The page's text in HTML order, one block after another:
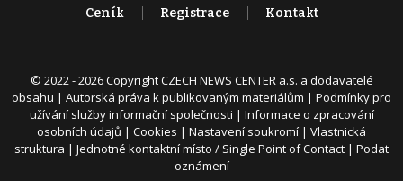
Ceník
Registrace Kontakt
© 2022 - 2026 Copyright CZECH NEWS CENTER a.s. a dodavatelé
obsahu | Autorská práva k publikovaným materiálům | Podmínky pro
užívání služby informační společnosti | Informace o zpracování
osobních údajů | Cookies | Nastavení soukromí | Vlastnická
struktura | Jednotné kontaktní místo / Single Point of Contact | Podat
oznámení